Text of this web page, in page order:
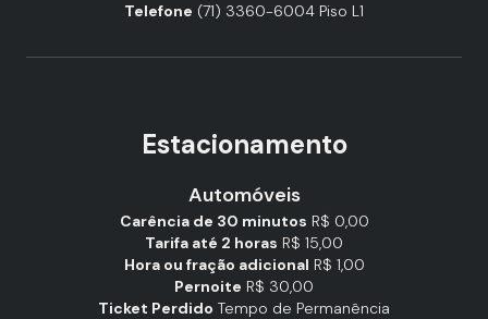
Telefone (71) 3360-6004 Piso L1
Estacionamento
Automóveis
Carência de 30 minutos R$ 0,00
Tarifa até 2 horas R$ 15,00
Hora ou fração adicional R$ 1,00
Pernoite R$ 30,00
Ticket Perdido Tempo de Permanência